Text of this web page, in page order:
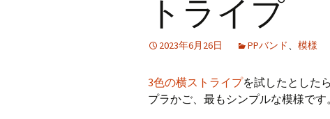
CbMesh
トライプ
2023年6月26日 PPバンド、 模様
3色の横ストライプを試したとした
プラかご、最もシンプルな模様です。